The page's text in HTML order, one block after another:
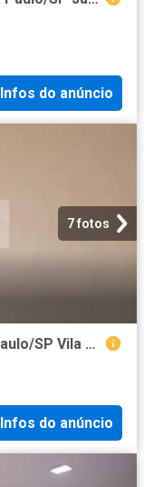
Infos do anúncio
7 fotos
Apartamento para Venda em São Paulo/SP Vila Prudente 3 Quartos
Infos do anúncio